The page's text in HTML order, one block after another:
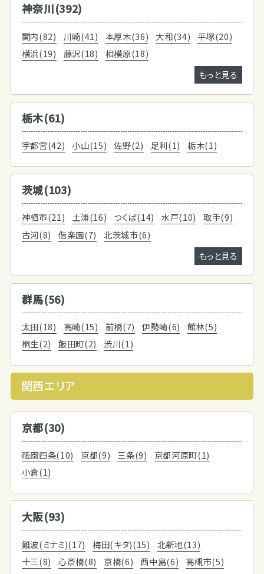
神奈川(392)
関内(82) 川崎(41) 本厚木(36) 大和(34)
平塚(20)
横浜(19)
藤沢(18)
相模原(18)
もっと見る
栃木(61)
宇都宮(42) 小山(15) 佐野(2) 足利(1) 栃木(1)
茨城(103)
神栖市(21) 土浦(16) つくば(14) 水戸(10)
取手(9)
古河(8)
偕楽園(7)
北茨城市(6)
もっと見る
群馬(56)
太田(18) 高崎(15) 前橋(7) 伊勢崎(6)
館林(5)
桐生(2)
飯田町(2) 渋川(1)
関西エリア
京都(30)
祇園四条(10) 京都(9) 三条(9)
京都河原町(1)
小倉(1)
大阪(93)
難波(ミナミ)(17) 梅田(キタ)(15)
北新地(13)
十三(8)
心斎橋(8) 京橋(6) 西中島(6)
高槻市(5)